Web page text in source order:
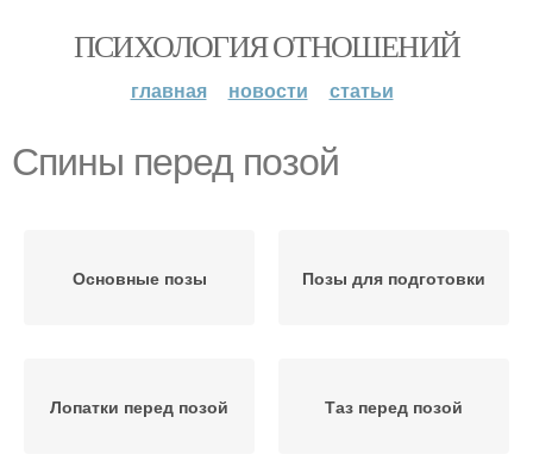
ПСИХОЛОГИЯ ОТНОШЕНИЙ
главная новости статьи
Спины перед позой
Основные позы Позы для подготовки
Лопатки перед позой Таз перед позой